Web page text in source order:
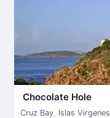
Chocolate Hole
Cruz Bay, Islas Virgenes